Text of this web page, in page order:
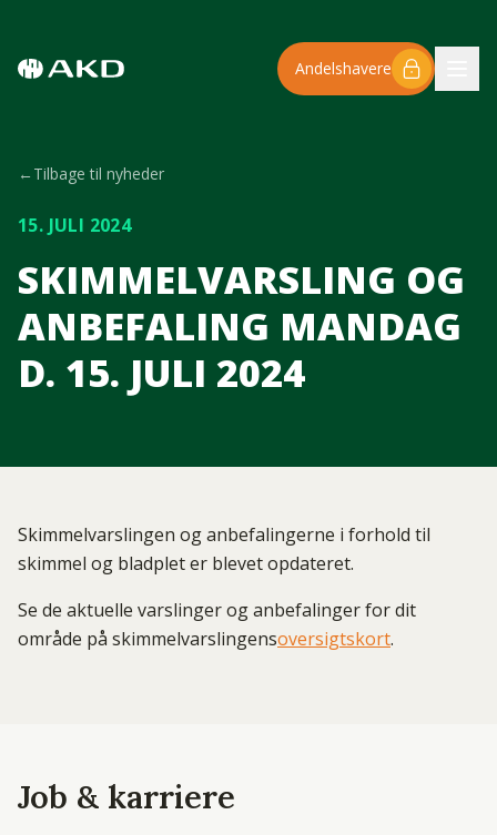
Andelshavere
←Tilbage til nyheder
15. JULI 2024
SKIMMELVARSLING OG
ANBEFALING MANDAG
D. 15. JULI 2024
Skimmelvarslingen og anbefalingerne i forhold til
skimmel og bladplet er blevet opdateret.
Se de aktuelle varslinger og anbefalinger for dit
område på skimmelvarslingensoversigtskort.
Job & karriere